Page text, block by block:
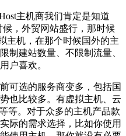
主机商我们肯定是知道
候，外贸网站盛行，那时候
主机，在那个时候国外的主
制建站数量、不限制流量、
户喜欢。
可选的服务商变多，包括国
也比较多。有虚拟主机、云
等。对于众多的主机产品款
际的需求选择，比如你使用